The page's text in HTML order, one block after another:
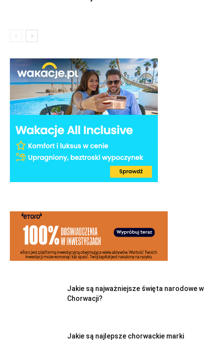
Jakie są najważniejsze święta narodowe w
Chorwacji?
Jakie są najlepsze chorwackie marki